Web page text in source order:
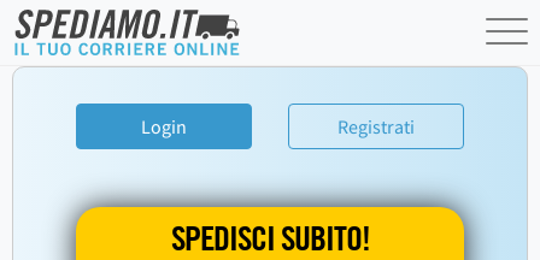
Login Registrati
SPEDISCI SUBITO!